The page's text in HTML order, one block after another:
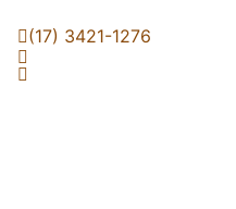
(17) 3421-1276